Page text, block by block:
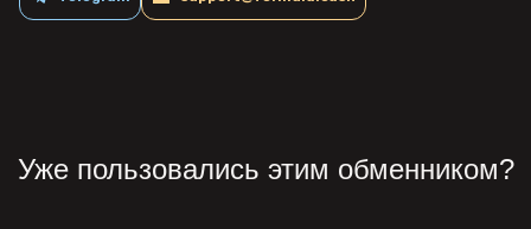
Уже пользовались этим обменником?